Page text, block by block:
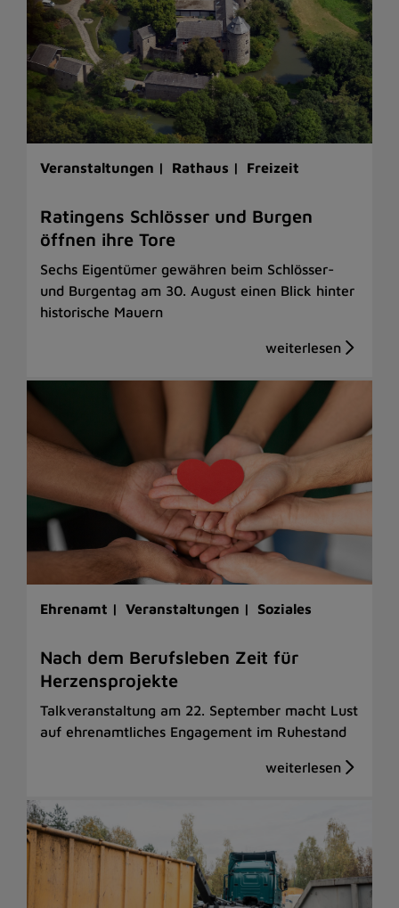
Veranstaltungen | Rathaus | Freizeit
Ratingens Schlösser und Burgen
öffnen ihre Tore
Sechs Eigentümer gewähren beim Schlösser-
und Burgentag am 30. August einen Blick hinter
historische Mauern
Ehrenamt | Veranstaltungen | Soziales
Nach dem Berufsleben Zeit für
Herzensprojekte
Talkveranstaltung am 22. September macht Lust
auf ehrenamtliches Engagement im Ruhestand